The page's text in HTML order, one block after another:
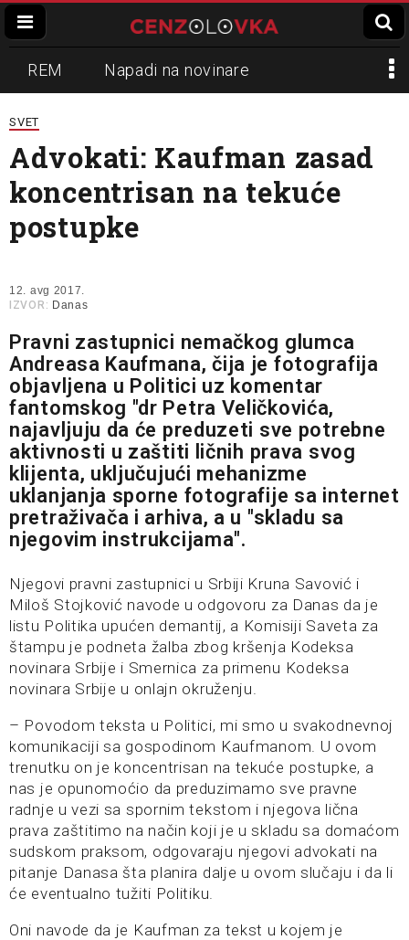
REM Napadi na novinare
Zvučni top
Propaganda Lokalni mediji
Informer Slavko Ćuruvija
SVET
Advokati: Kaufman zasad
koncentrisan na tekuće
postupke
12. avg 2017.
IZVOR: Danas
Pravni zastupnici nemačkog glumca
Andreasa Kaufmana, čija je fotografija
objavljena u Politici uz komentar
fantomskog "dr Petra Veličkovića,
najavljuju da će preduzeti sve potrebne
aktivnosti u zaštiti ličnih prava svog
klijenta, uključujući mehanizme
uklanjanja sporne fotografije sa internet
pretraživača i arhiva, a u "skladu sa
njegovim instrukcijama".
Njegovi pravni zastupnici u Srbiji Kruna Savović i
Miloš Stojković navode u odgovoru za Danas da je
listu Politika upućen demantij, a Komisiji Saveta za
štampu je podneta žalba zbog kršenja Kodeksa
novinara Srbije i Smernica za primenu Kodeksa
novinara Srbije u onlajn okruženju.
– Povodom teksta u Politici, mi smo u svakodnevnoj
komunikaciji sa gospodinom Kaufmanom. U ovom
trenutku on je koncentrisan na tekuće postupke, a
nas je opunomoćio da preduzimamo sve pravne
radnje u vezi sa spornim tekstom i njegova lična
prava zaštitimo na način koji je u skladu sa domaćom
sudskom praksom, odgovaraju njegovi advokati na
pitanje Danasa šta planira dalje u ovom slučaju i da li
će eventualno tužiti Politiku.
Oni navode da je Kaufman za tekst u kojem je